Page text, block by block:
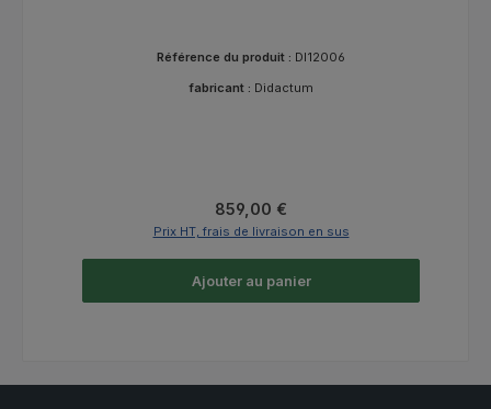
Référence du produit : DI12006
fabricant : Didactum
Prix régulier :
859,00 €
Prix HT, frais de livraison en sus
Ajouter au panier